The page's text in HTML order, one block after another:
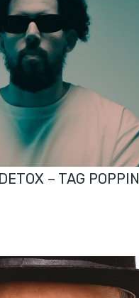
– TAG POPPIN